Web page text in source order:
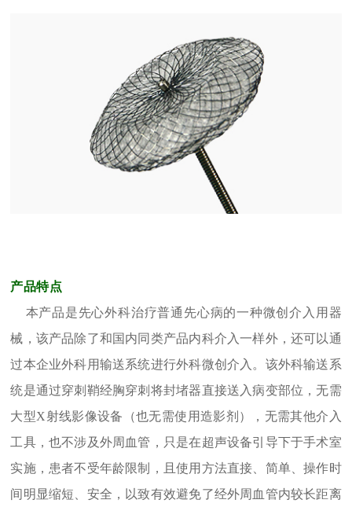
产品特点
本产品是先心外科治疗普通先心病的一种微创介入用器
械，该产品除了和国内同类产品内科介入一样外，还可以通
过本企业外科用输送系统进行外科微创介入。该外科输送系
统是通过穿刺鞘经胸穿刺将封堵器直接送入病变部位，无需
大型X射线影像设备（也无需使用造影剂），无需其他介入
工具，也不涉及外周血管，只是在超声设备引导下于手术室
实施，患者不受年龄限制，且使用方法直接、简单、操作时
间明显缩短、安全，以致有效避免了经外周血管内较长距离